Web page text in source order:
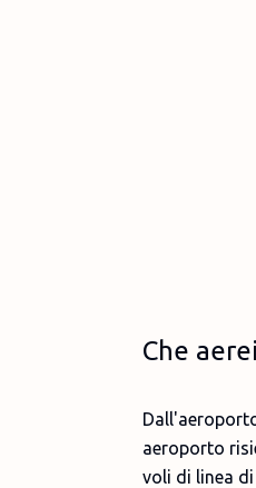
Che
aeroporto
voli di linea di